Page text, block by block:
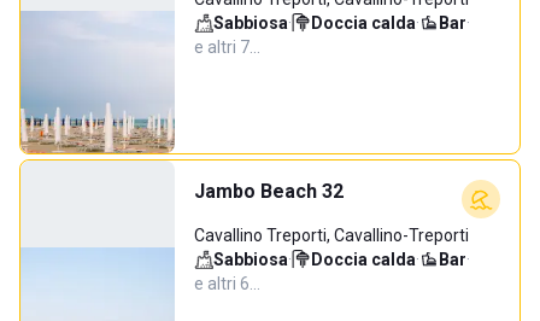
Sabbiosa· Doccia calda· Bar·
e altri 7…
Jambo Beach 32
Cavallino Treporti, Cavallino-Treporti
Sabbiosa· Doccia calda· Bar·
e altri 6…